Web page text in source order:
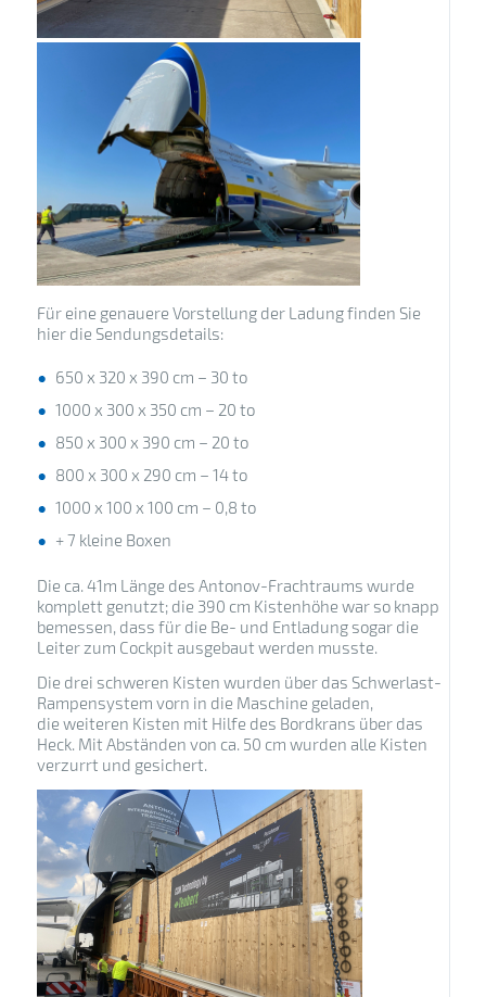
Für eine genauere Vorstellung der Ladung finden Sie
hier die Sendungsdetails:
650 x 320 x 390 cm – 30 to
1000 x 300 x 350 cm – 20 to
850 x 300 x 390 cm – 20 to
800 x 300 x 290 cm – 14 to
1000 x 100 x 100 cm – 0,8 to
+ 7 kleine Boxen
Die ca. 41m Länge des Antonov-Frachtraums wurde
komplett genutzt; die 390 cm Kistenhöhe war so knapp
bemessen, dass für die Be- und Entladung sogar die
Leiter zum Cockpit ausgebaut werden musste.
Die drei schweren Kisten wurden über das Schwerlast-
Rampensystem vorn in die Maschine geladen,
die weiteren Kisten mit Hilfe des Bordkrans über das
Heck. Mit Abständen von ca. 50 cm wurden alle Kisten
verzurrt und gesichert.